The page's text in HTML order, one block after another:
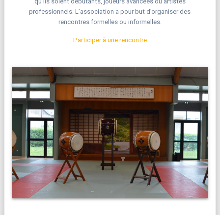
professionnels. L’association a pour but d’organiser des
rencontres formelles ou informelles.
Participer à une rencontre